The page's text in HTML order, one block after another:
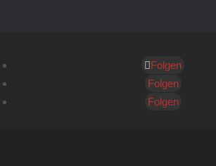
Folgen
Folgen
Folgen
SEHR GUT